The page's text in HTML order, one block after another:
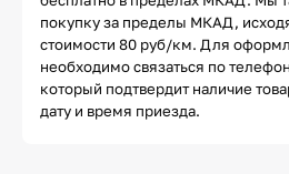
покупку за пределы МКАД,
стоимости 80 руб/км. Для
необходимо связаться по
который подтвердит наличие
дату и время приезда.